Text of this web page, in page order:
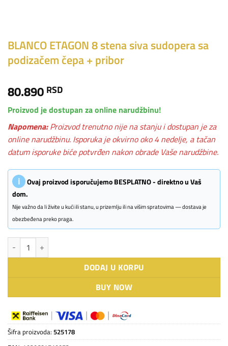
BLANCO ETAGON 8 stena siva sudopera sa
podizačem čepa + pribor
80.890 RSD
Proizvod je dostupan za online narudžbinu!
Napomena: Proizvod trenutno nije na stanju i dostupan je za
online narudžbinu. Isporuka je okvirno oko 4 nedelje, a tačan
datum isporuke biće potvrđen nakon obrade Vaše narudžbine.
ℹ
Ovaj proizvod isporučujemo BESPLATNO - direktno u Vaš
dom.
Nije važno da li živite u kući ili stanu, u prizemlju ili na višim spratovima — dostava je
obezbeđena preko praga.
BLANCO ETAGON 8 stena siva sa p.č. + pribor količina
DODAJ U KORPU
BUY NOW
Šifra proizvoda: 525178